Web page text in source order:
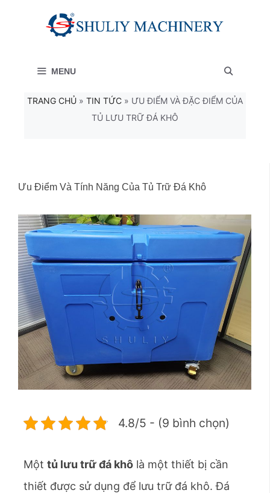
MENU
TRANG CHỦ » TIN TỨC » ƯU ĐIỂM VÀ ĐẶC ĐIỂM CỦA
TỦ LƯU TRỮ ĐÁ KHÔ
Ưu Điểm Và Tính Năng Của Tủ Trữ Đá Khô
4.8/5 - (9 bình chọn)
Một tủ lưu trữ đá khô là một thiết bị cần
thiết được sử dụng để lưu trữ đá khô. Đá